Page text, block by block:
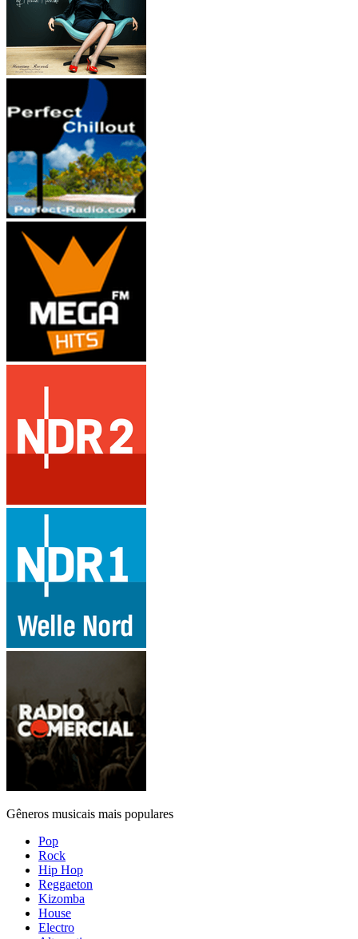
Gêneros musicais mais populares
Pop
Rock
Hip Hop
Reggaeton
Kizomba
House
Electro